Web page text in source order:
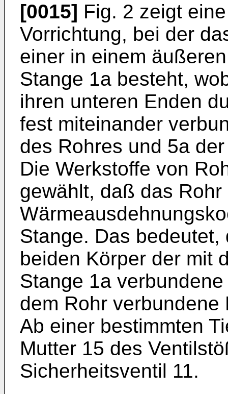
[0015] Fig. 2 zeigt
Vorrichtung, bei der
einer in einem
Stange 1a besteht,
ihren unteren Enden
fest miteinander
des Rohres und 5a
Die Werkstof­fe von
gewählt, daß das
Stange. Das
beiden Körper der mit
Stange 1a
dem Rohr
Ab einer bestimmten
Mutter 15 des
Sicherheits­ventil 11.